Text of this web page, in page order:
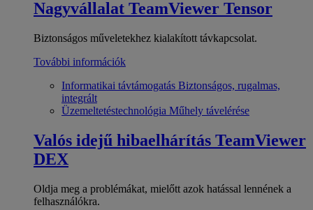
Nagyvállalat TeamViewer Tensor
Biztonságos műveletekhez kialakított távkapcsolat.
További információk
Informatikai távtámogatás Biztonságos, rugalmas,
integrált
Üzemeltetéstechnológia Műhely távelérése
Valós idejű hibaelhárítás TeamViewer
DEX
Oldja meg a problémákat, mielőtt azok hatással lennének a
felhasználókra.